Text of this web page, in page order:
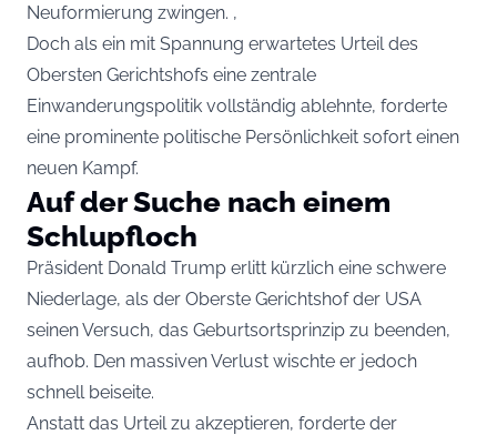
Neuformierung zwingen. ‚
Doch als ein mit Spannung erwartetes Urteil des
Obersten Gerichtshofs eine zentrale
Einwanderungspolitik vollständig ablehnte, forderte
eine prominente politische Persönlichkeit sofort einen
neuen Kampf.
Auf der Suche nach einem
Schlupfloch
Präsident Donald Trump erlitt kürzlich eine schwere
Niederlage, als der Oberste Gerichtshof der USA
seinen Versuch, das Geburtsortsprinzip zu beenden,
aufhob. Den massiven Verlust wischte er jedoch
schnell beiseite.
Anstatt das Urteil zu akzeptieren, forderte der